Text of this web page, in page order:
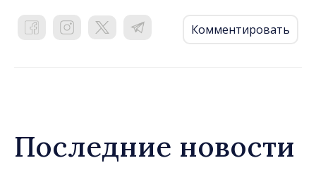
Комментировать
Последние новости